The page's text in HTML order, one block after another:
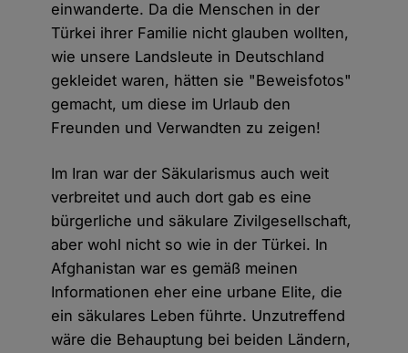
einwanderte. Da die Menschen in der
Türkei ihrer Familie nicht glauben wollten,
wie unsere Landsleute in Deutschland
gekleidet waren, hätten sie "Beweisfotos"
gemacht, um diese im Urlaub den
Freunden und Verwandten zu zeigen!
Im Iran war der Säkularismus auch weit
verbreitet und auch dort gab es eine
bürgerliche und säkulare Zivilgesellschaft,
aber wohl nicht so wie in der Türkei. In
Afghanistan war es gemäß meinen
Informationen eher eine urbane Elite, die
ein säkulares Leben führte. Unzutreffend
wäre die Behauptung bei beiden Ländern,